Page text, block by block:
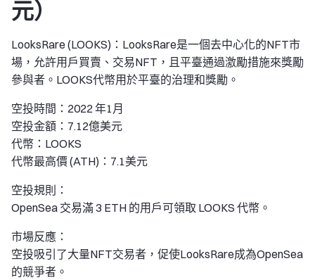
元）
LooksRare (LOOKS)：LooksRare是一個去中心化的NFT市
場，允許用戶買賣、交易NFT，且平臺通過激勵措施來獎勵
參與者。LOOKS代幣用於平臺的治理和獎勵。
空投時間：2022 年1月
空投金額：7.12億美元
代幣：LOOKS
代幣最高價 (ATH)：7.1美元
空投規則：
OpenSea 交易滿 3 ETH 的用戶可領取 LOOKS 代幣。
市場反應：
空投吸引了大量NFT交易者，促使LooksRare成為OpenSea
的競爭者。